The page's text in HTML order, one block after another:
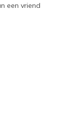
een vriend